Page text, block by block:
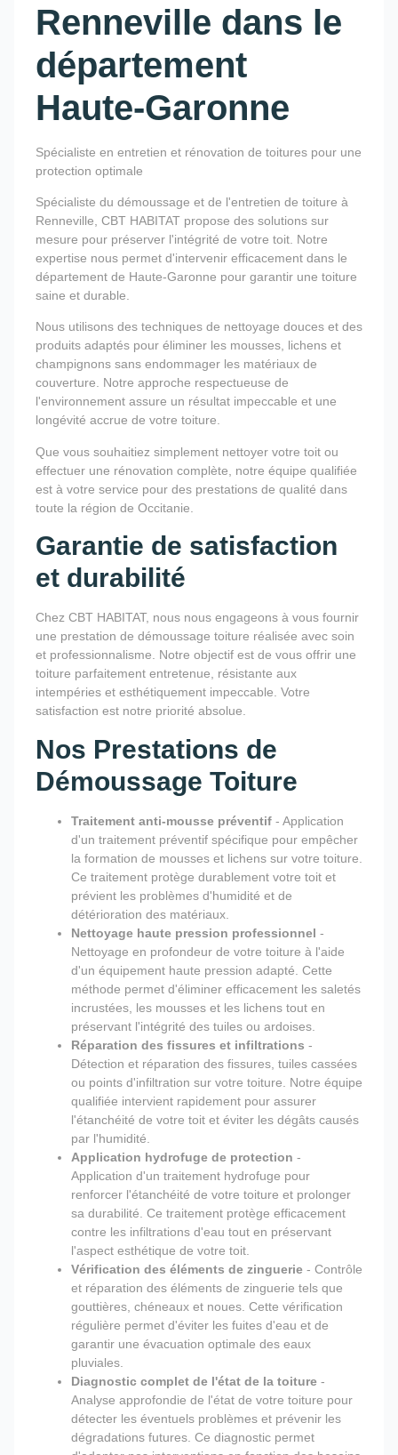
Renneville dans le
département
Haute-Garonne
Spécialiste en entretien et rénovation de toitures pour une
protection optimale
Spécialiste du démoussage et de l'entretien de toiture à
Renneville, CBT HABITAT propose des solutions sur
mesure pour préserver l'intégrité de votre toit. Notre
expertise nous permet d'intervenir efficacement dans le
département de Haute-Garonne pour garantir une toiture
saine et durable.
Nous utilisons des techniques de nettoyage douces et des
produits adaptés pour éliminer les mousses, lichens et
champignons sans endommager les matériaux de
couverture. Notre approche respectueuse de
l'environnement assure un résultat impeccable et une
longévité accrue de votre toiture.
Que vous souhaitiez simplement nettoyer votre toit ou
effectuer une rénovation complète, notre équipe qualifiée
est à votre service pour des prestations de qualité dans
toute la région de Occitanie.
Garantie de satisfaction
et durabilité
Chez CBT HABITAT, nous nous engageons à vous fournir
une prestation de démoussage toiture réalisée avec soin
et professionnalisme. Notre objectif est de vous offrir une
toiture parfaitement entretenue, résistante aux
intempéries et esthétiquement impeccable. Votre
satisfaction est notre priorité absolue.
Nos Prestations de
Démoussage Toiture
Traitement anti-mousse préventif - Application
d'un traitement préventif spécifique pour empêcher
la formation de mousses et lichens sur votre toiture.
Ce traitement protège durablement votre toit et
prévient les problèmes d'humidité et de
détérioration des matériaux.
Nettoyage haute pression professionnel -
Nettoyage en profondeur de votre toiture à l'aide
d'un équipement haute pression adapté. Cette
méthode permet d'éliminer efficacement les saletés
incrustées, les mousses et les lichens tout en
préservant l'intégrité des tuiles ou ardoises.
Réparation des fissures et infiltrations -
Détection et réparation des fissures, tuiles cassées
ou points d'infiltration sur votre toiture. Notre équipe
qualifiée intervient rapidement pour assurer
l'étanchéité de votre toit et éviter les dégâts causés
par l'humidité.
Application hydrofuge de protection -
Application d'un traitement hydrofuge pour
renforcer l'étanchéité de votre toiture et prolonger
sa durabilité. Ce traitement protège efficacement
contre les infiltrations d'eau tout en préservant
l'aspect esthétique de votre toit.
Vérification des éléments de zinguerie - Contrôle
et réparation des éléments de zinguerie tels que
gouttières, chéneaux et noues. Cette vérification
régulière permet d'éviter les fuites d'eau et de
garantir une évacuation optimale des eaux
pluviales.
Diagnostic complet de l'état de la toiture -
Analyse approfondie de l'état de votre toiture pour
détecter les éventuels problèmes et prévenir les
dégradations futures. Ce diagnostic permet